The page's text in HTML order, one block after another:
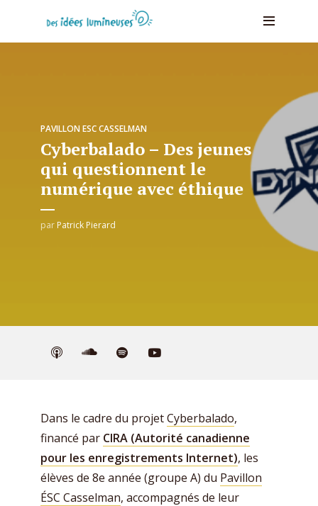
PAVILLON ESC CASSELMAN
Cyberbalado – Des jeunes
qui questionnent le
numérique avec éthique
par Patrick Pierard
Dans le cadre du projetCyberbalado,
financé par CIRA (Autorité canadienne
pour les enregistrements Internet), les
élèves de 8e année (groupe A) du Pavillon
ÉSC Casselman, accompagnés de leur